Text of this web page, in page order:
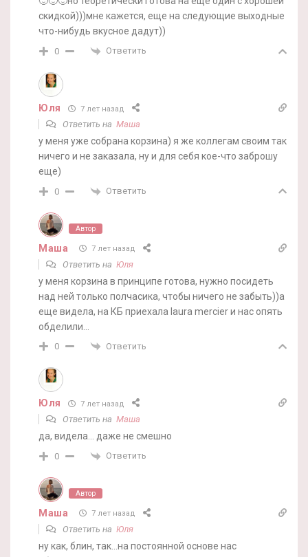
скидкой)))мне кажется, еще на следующие выходные
что-нибудь вкусное дадут))
0 Ответить
Юля 7 лет назад
Ответить на Маша
у меня уже собрана корзина) я же коллегам своим так
ничего и не заказала, ну и для себя кое-что заброшу
еще)
0 Ответить
Автор
Маша 7 лет назад
Ответить на Юля
у меня корзина в принципе готова, нужно посидеть
над ней только полчасика, чтобы ничего не забыть))а
еще видела, на КБ приехала laura mercier и нас опять
обделили…
0 Ответить
Юля 7 лет назад
Ответить на Маша
да, видела… даже не смешно
0 Ответить
Автор
Маша 7 лет назад
Ответить на Юля
ну как, блин, так…на постоянной основе нас